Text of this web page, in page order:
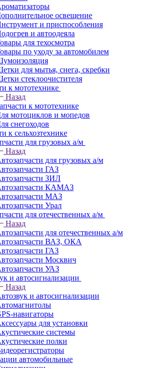
освещение
и приспособления
и автоодеяла
для техосмотра
по уходу за автомобилем
для мытья, снега, скребки
стеклоочистителя
к мототехнике
Назад
к мототехнике
мотоциклов и мопедов
снегоходов
к сельхозтехнике
для грузовых а/м
Назад
для грузовых а/м
ГАЗ
ЗИЛ
КАМАЗ
МАЗ
Урал
для отечественных а/м
Назад
для отечественных а/м
ВАЗ, ОКА
ГАЗ
Москвич
УАЗ
и автосигнализации
Назад
и автосигнализации
навигаторы
для установки
системы
полки
автомобильные